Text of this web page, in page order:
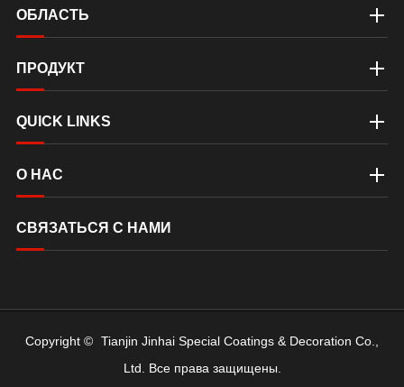
ОБЛАСТЬ
ПРОДУКТ
QUICK LINKS
О НАС
СВЯЗАТЬСЯ С НАМИ
Copyright © Tianjin Jinhai Special Coatings & Decoration Co.,
Ltd.
Все права защищены.